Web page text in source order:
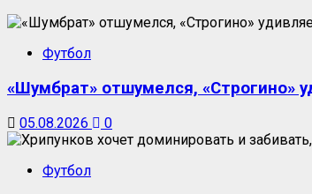
Футбол
«Шумбрат» отшумелся, «Строгино»
05.08.2026 0
Футбол